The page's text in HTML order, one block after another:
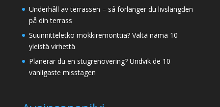
Underhåll av terrassen – så förlänger du livslängden
på din terrass
Suunnitteletko mökkiremonttia? Vältä nämä 10
yleistä virhettä
Planerar du en stugrenovering? Undvik de 10
vanligaste misstagen